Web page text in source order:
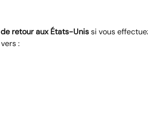
retour aux États-Unis si vous
: